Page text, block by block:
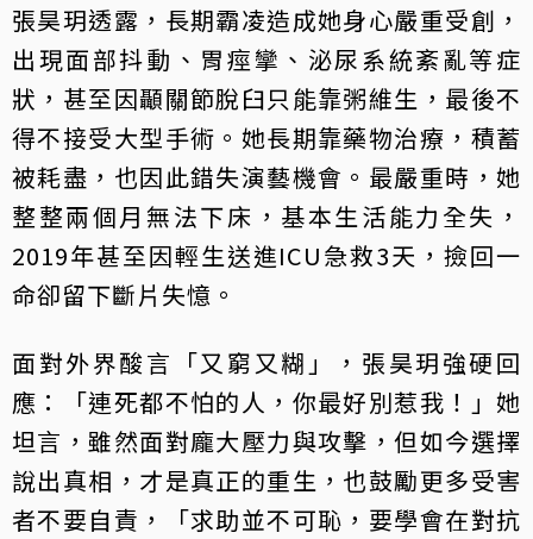
張昊玥透露，長期霸凌造成她身心嚴重受創，
出現面部抖動、胃痙攣、泌尿系統紊亂等症
狀，甚至因顳關節脫臼只能靠粥維生，最後不
得不接受大型手術。她長期靠藥物治療，積蓄
被耗盡，也因此錯失演藝機會。最嚴重時，她
整整兩個月無法下床，基本生活能力全失，
2019年甚至因輕生送進ICU急救3天，撿回一
命卻留下斷片失憶。
面對外界酸言「又窮又糊」，張昊玥強硬回
應：「連死都不怕的人，你最好別惹我！」她
坦言，雖然面對龐大壓力與攻擊，但如今選擇
說出真相，才是真正的重生，也鼓勵更多受害
者不要自責，「求助並不可恥，要學會在對抗